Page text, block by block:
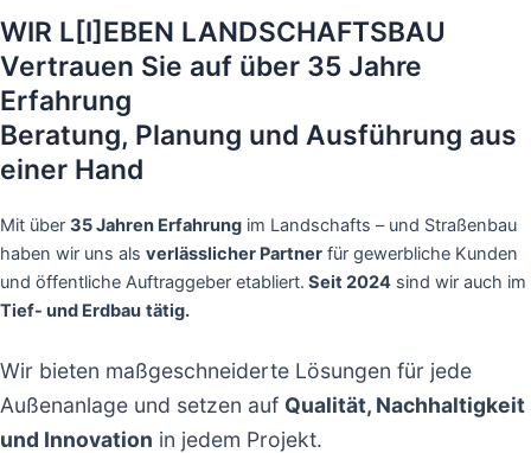
WIR L[I]EBEN LANDSCHAFTSBAU
Vertrauen Sie auf über 35 Jahre
Erfahrung
Beratung, Planung und Ausführung aus
einer Hand
Mit über 35 Jahren Erfahrung im Landschafts – und Straßenbau
haben wir uns als verlässlicher Partner für gewerbliche Kunden
und öffentliche Auftraggeber etabliert. Seit 2024 sind wir auch im
Tief- und Erdbau tätig.
Wir bieten maßgeschneiderte Lösungen für jede
Außenanlage und setzen auf Qualität, Nachhaltigkeit
und Innovation in jedem Projekt.